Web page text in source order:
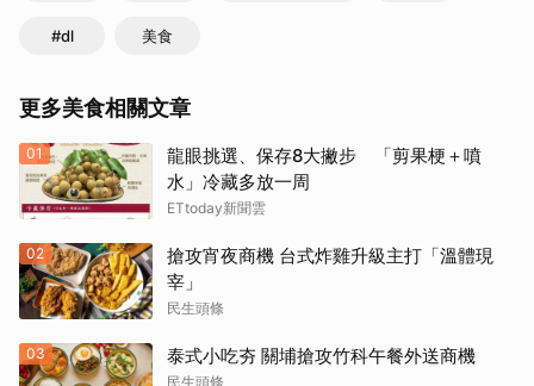
#dl 美食
更多美食相關文章
01
龍眼挑選、保存8大撇步 「剪果梗＋噴
水」冷藏多放一周
ETtoday新聞雲
02
搶攻宵夜商機 台式炸雞升級主打「溫體現
宰」
民生頭條
03 泰式小吃夯 關埔搶攻竹科午餐外送商機
民生頭條